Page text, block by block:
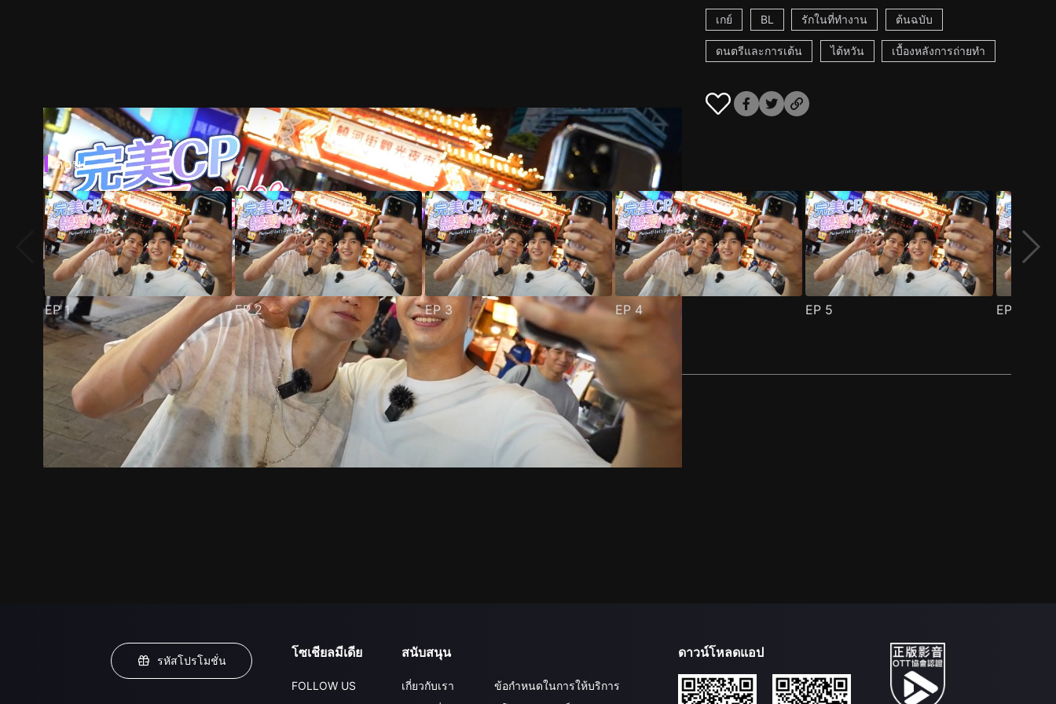
เกย์
BL รักในที่ทำงาน ต้นฉบับ
ดนตรีและการเต้น ไต้หวัน เบื้องหลังการถ่ายทำ
ตอน
EP1 EP2 EP3 EP 4 EP 5 EP
ภาพนิ่ง เนื้อหาที่แนะนำ รายละเอียด
รหัสโปรโมชั่น
โซเชียลมีเดีย
FOLLOW US
สนับสนุน
เกี่ยวกับเรา
ข้อกำหนดในการให้บริการ
ดาวน์โหลดแอป